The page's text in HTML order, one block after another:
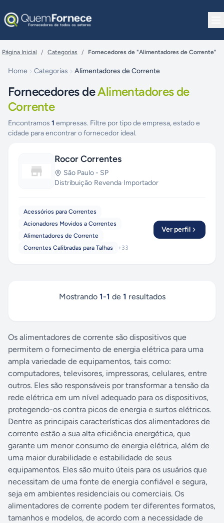
Página Inicial / Categorias / Fornecedores de "Alimentadores de Corrente"
Home Categorias Alimentadores de Corrente
Fornecedores deAlimentadores de
Corrente
Encontramos 1 empresas. Filtre por tipo de empresa, estado e
cidade para encontrar o fornecedor ideal.
Rocor Correntes
São Paulo - SP
Distribuição·Revenda·Importador
Acessórios para Correntes
Acionadores Movidos a Correntes
Alimentadores de Corrente
Correntes Calibradas para Talhas
+33
Ver perfil
Mostrando 1-1 de 1 resultados
Os alimentadores de corrente são dispositivos que
permitem o fornecimento de energia elétrica para uma
ampla variedade de equipamentos, tais como:
computadores, televisores, impressoras, celulares, entre
outros. Eles são responsáveis por transformar a tensão da
rede elétrica em um nível adequado para os dispositivos,
protegendo-os contra picos de energia e surtos elétricos.
Dentre as principais características dos alimentadores de
corrente estão a sua alta eficiência energética, que
garante um menor consumo de energia elétrica, além de
uma maior durabilidade e estabilidade de seus
equipamentos. Eles são muito úteis para os usuários que
necessitam de uma fonte de energia confiável e segura,
seja em ambientes residenciais ou comerciais. Os
alimentadores de corrente podem ter diferentes formatos,
tamanhos e modelos, de acordo com a necessidade de